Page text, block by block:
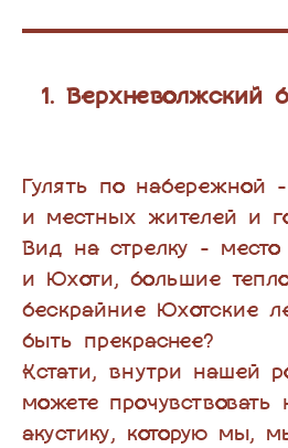
Верхневолжский
Гулять по набережной
и местных жителей и
Вид на стрелку - место
и Юхоти, большие
бескрайние Юхотские
быть прекраснее?
Кстати, внутри нашей
можете прочувствовать
акустику, которую мы,